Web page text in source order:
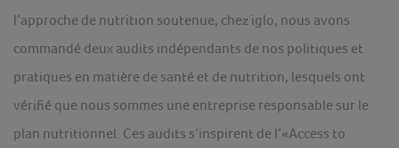
l’approche de nutrition soutenue, chez iglo, nous avons
commandé deux audits indépendants de nos politiques et
pratiques en matière de santé et de nutrition, lesquels ont
vérifié que nous sommes une entreprise responsable sur le
plan nutritionnel. Ces audits s’inspirent de l’«Access to